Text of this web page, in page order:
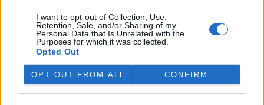
I want to opt-out of Collection, Use,
Retention, Sale, and/or Sharing of my
Personal Data that Is Unrelated with the
Purposes for which it was collected.
Opted Out
OPT OUT FROM ALL CONFIRM
vodáren k tomu přispívá
vejčitý profil stok, který zlepšuje jejich samočištění a umožňuje
odvádět víc vody při přívalových deštích. ČTK to řekl mistr provozu
pardubických vodáren Erik Jandera.
Organizace v Česku a Německu chtějí víc
spolupracovat při ochraně přírody